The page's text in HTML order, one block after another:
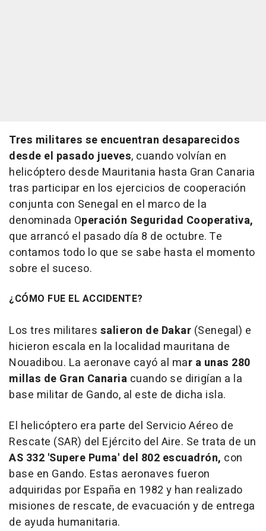
Tres militares se encuentran desaparecidos
desde el pasado jueves, cuando volvían en
helicóptero desde Mauritania hasta Gran Canaria
tras participar en los ejercicios de cooperación
conjunta con Senegal en el marco de la
denominada Operación Seguridad Cooperativa,
que arrancó el pasado día 8 de octubre. Te
contamos todo lo que se sabe hasta el momento
sobre el suceso.
¿CÓMO FUE EL ACCIDENTE?
Los tres militares salieron de Dakar (Senegal) e
hicieron escala en la localidad mauritana de
Nouadibou. La aeronave cayó al mar a unas 280
millas de Gran Canaria cuando se dirigían a la
base militar de Gando, al este de dicha isla.
El helicóptero era parte del Servicio Aéreo de
Rescate (SAR) del Ejército del Aire. Se trata de un
AS 332 'Supere Puma' del 802 escuadrón, con
base en Gando. Estas aeronaves fueron
adquiridas por España en 1982 y han realizado
misiones de rescate, de evacuación y de entrega
de ayuda humanitaria.